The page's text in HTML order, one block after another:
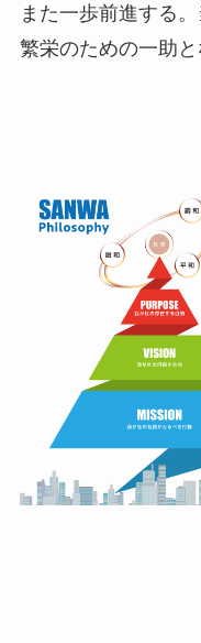
また一歩前進する
繁栄のための一助と